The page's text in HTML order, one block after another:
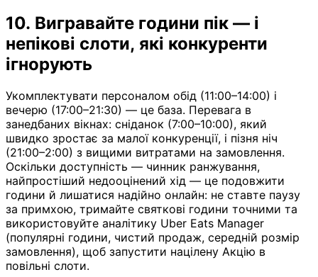
10. Вигравайте години пік — і
непікові слоти, які конкуренти
ігнорують
Укомплектувати персоналом обід (11:00–14:00) і
вечерю (17:00–21:30) — це база. Перевага в
занедбаних вікнах: сніданок (7:00–10:00), який
швидко зростає за малої конкуренції, і пізня ніч
(21:00–2:00) з вищими витратами на замовлення.
Оскільки доступність — чинник ранжування,
найпростіший недооцінений хід — це подовжити
години й лишатися надійно онлайн: не ставте паузу
за примхою, тримайте святкові години точними та
використовуйте аналітику Uber Eats Manager
(популярні години, чистий продаж, середній розмір
замовлення), щоб запустити націлену Акцію в
повільні слоти.